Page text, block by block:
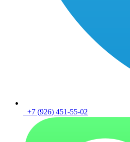
+7 (926) 451-55-02